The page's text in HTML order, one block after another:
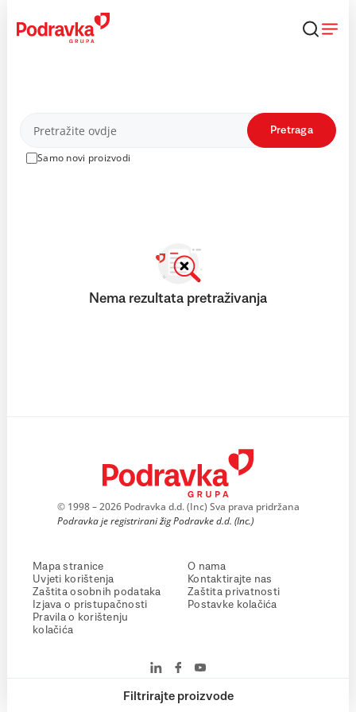
content
Proizvodi
Samo novi proizvodi
Pretraga
Filtrirajte proizvode
Nema rezultata pretraživanja
© 1998 – 2026 Podravka d.d. (Inc) Sva prava pridržana
Podravka je registrirani žig Podravke d.d. (Inc.)
Mapa stranice
Uvjeti korištenja
Zaštita osobnih podataka
Izjava o pristupačnosti
Pravila o korištenju
kolačića
O nama
Kontaktirajte nas
Zaštita privatnosti
Postavke kolačića